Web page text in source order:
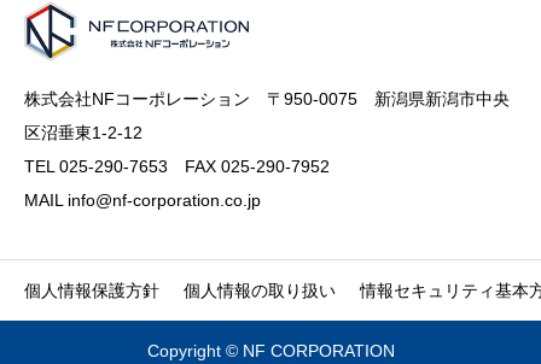
株式会社NFコーポレーション 〒950-0075 新潟県新潟市中央
区沼垂東1-2-12
TEL 025-290-7653 FAX 025-290-7952
MAIL info@nf-corporation.co.jp
個人情報保護方針 個人情報の取り扱い 情報セキュリティ基本
Copyright © NF CORPORATION